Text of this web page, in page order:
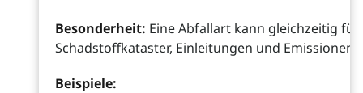
Besonderheit: Eine Abfallart kann gleichzeitig
Schadstoffkataster, Einleitungen und Emissionen
Beispiele: